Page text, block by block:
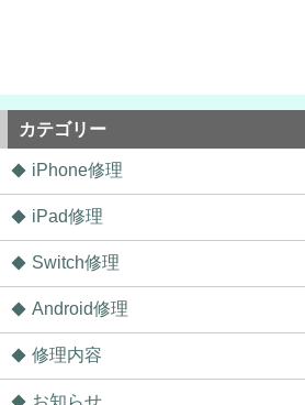
ありがとうございました！
2026/06/10
松戸市よりお越しのお客様のiPhone12の充電
た！ありがとうございました！
2026/06/09
ました！ありがとうございました！
2026/06/09
松戸市よりお越しのお客様のiPhone13Proの
をさせて頂きました！ありがとうございました
2026/06/09
我孫子市よりお越しのお客様のiPhone11Pro
した！ありがとうございました！
2026/06/08
松戸市よりお越しのお客様のiPhoneSE2のバ
した！ありがとうございました！
2026/06/08
カテゴリー
iPhone修理
iPad修理
Switch修理
Android修理
修理内容
お知らせ